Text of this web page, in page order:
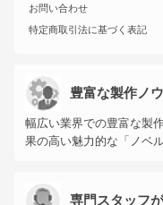
お問い合わせ
特定商取引法に基づく表記
豊富な製作ノ
幅広い業界での豊富な製
果の高い魅力的な「ノベ
専門スタッフ